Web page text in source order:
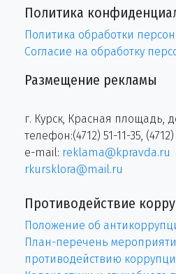
Политика
Политика обработки
Согласие на обработку
Размещение рекламы
г. Курск, Красная площадь,
телефон:(4712) 51-11-35,
e-mail: reklama@kpravda.ru
rkursklora@mail.ru
Противодействие
Положение об
План-перечень
противодействию